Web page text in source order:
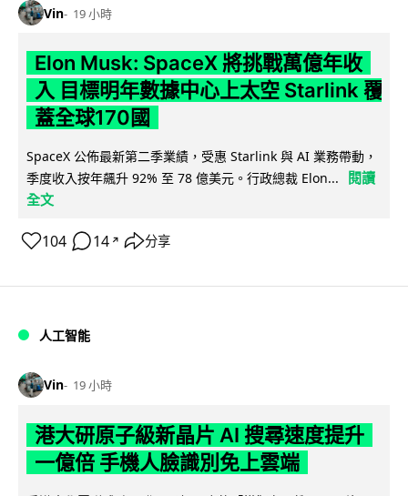
Vin 19 小時
Elon Musk: SpaceX 將挑戰萬億年收
入 目標明年數據中心上太空 Starlink 覆
蓋全球170國
SpaceX 公佈最新第二季業績，受惠 Starlink 與 AI 業務帶動，
季度收入按年飆升 92% 至 78 億美元。行政總裁 Elon...
閱讀
全文
104 14 ↗ 分享
人工智能
Vin 19 小時
港大研原子級新晶片 AI 搜尋速度提升
一億倍 手機人臉識別免上雲端